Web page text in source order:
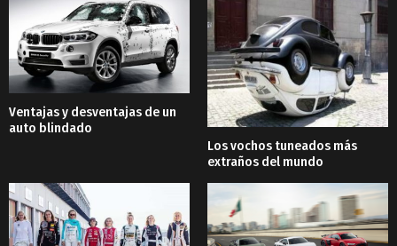
Ventajas y desventajas de un
auto blindado
Los vochos tuneados más
extraños del mundo